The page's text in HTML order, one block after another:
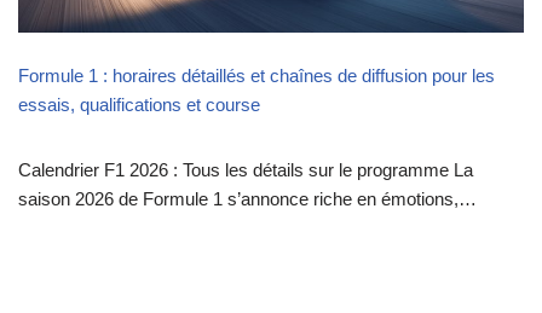
Formule 1 : horaires détaillés et chaînes de diffusion pour les
essais, qualifications et course
Calendrier F1 2026 : Tous les détails sur le programme La
saison 2026 de Formule 1 s’annonce riche en émotions,…